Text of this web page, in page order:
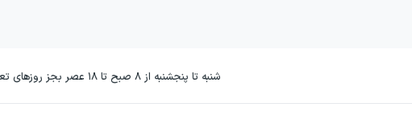
شنبه تا پنجشنبه از ۸ صبح تا ۱۸ عصر بجز روزهای تعطیل